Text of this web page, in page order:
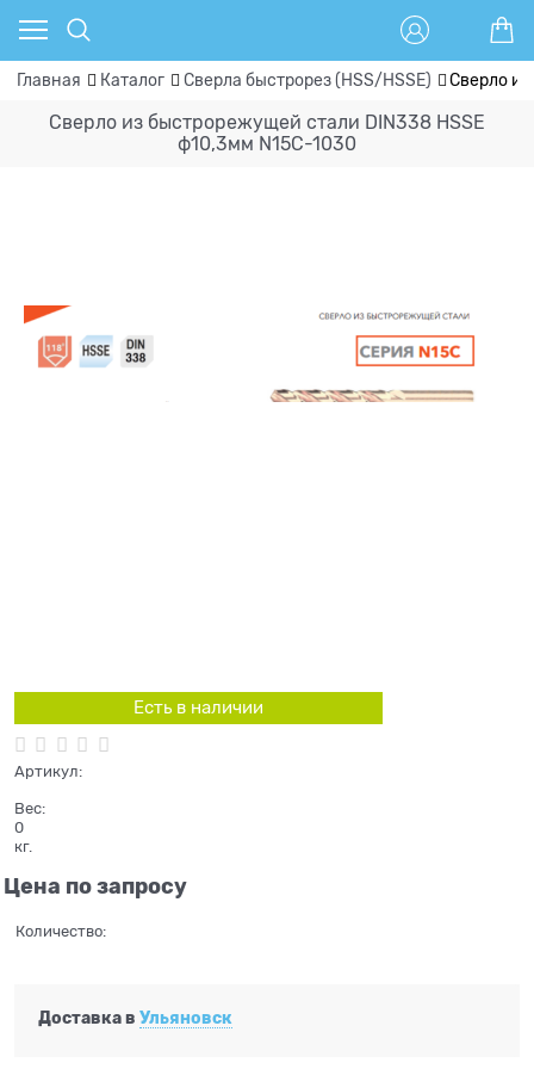
Главная Каталог Сверла быстрорез (HSS/HSSE) Сверло
Сверло из быстрорежущей стали DIN338 HSSE
ф10,3мм N15C-1030
Есть в наличии
Артикул:
Вес:
0
кг.
Цена по запросу
Количество:
Доставка в Ульяновск